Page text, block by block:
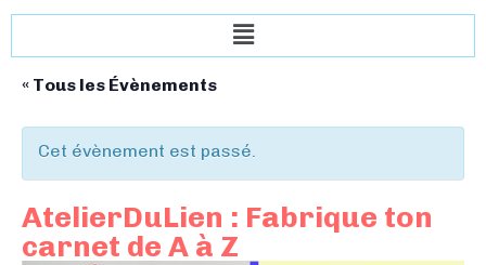
« Tous les Évènements
Cet évènement est passé.
AtelierDuLien : Fabrique ton
carnet de A à Z